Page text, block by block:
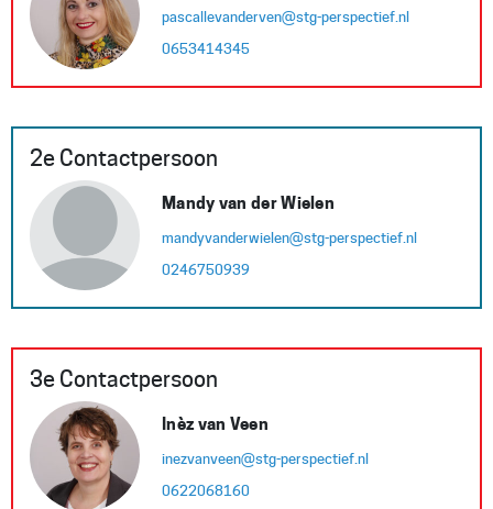
pascallevanderven@stg-perspectief.nl
0653414345
2e Contactpersoon
Mandy van der Wielen
mandyvanderwielen@stg-perspectief.nl
0246750939
3e Contactpersoon
Inèz van Veen
inezvanveen@stg-perspectief.nl
0622068160